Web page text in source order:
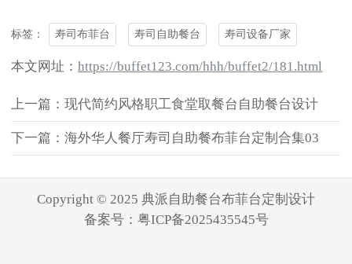
标签： 寿司布菲台 寿司自助餐台 寿司设备厂家
本文网址： https://buffet123.com/hhh/buffet2/181.html
上一篇：现代简约风格职工食堂取餐台自助餐台设计
下一篇：海外华人餐厅寿司自助餐布菲台定制合集03
Copyright © 2025 典派自助餐台布菲台定制设计
备案号： 粤ICP备2025435545号